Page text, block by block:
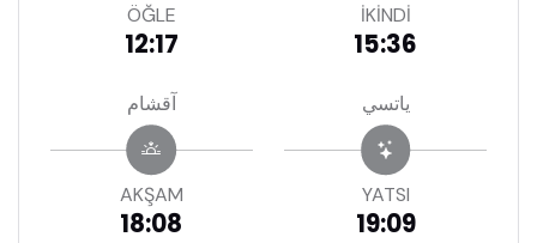
ÖĞLE
12:17
İKİNDİ
15:36
آقشام
AKŞAM
18:08
ياتسي
YATSI
19:09